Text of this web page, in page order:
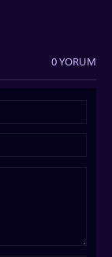
0 YORUM